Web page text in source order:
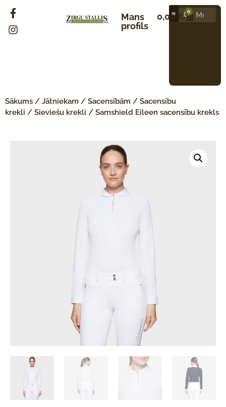
Mans
profils
0,00 € 0
Sākums / Jātniekam / Sacensībām / Sacensību
krekli / Sieviešu krekli / Samshield Eileen sacensību krekls